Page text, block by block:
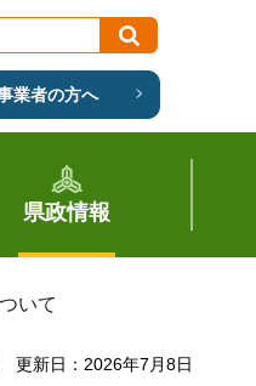
業者の方へ
県政情報
いて
更新日：2026年7月8日